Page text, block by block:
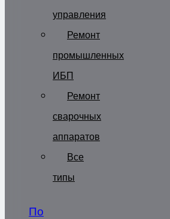
управления
Ремонт
промышленных
ИБП
Ремонт
сварочных
аппаратов
Все
типы
По